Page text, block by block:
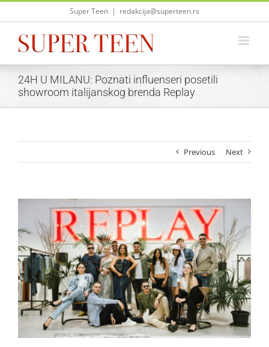
Skip
Super Teen | redakcija@superteen.rs
24H U MILANU: Poznati influenseri posetili
showroom italijanskog brenda Replay
Previous Next
Image